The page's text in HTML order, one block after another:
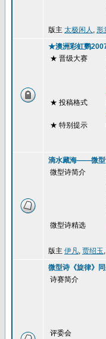
版主 太极闲人 , 形
★澳洲彩虹鹦
★ 晋级大赛
★ 投稿格式
★ 特别提示
滴水藏海——微型
微型诗简介
微型诗精选
版主 伊凡, 贾绍玉,
微型诗《旋律》
诗赛简介
评委会